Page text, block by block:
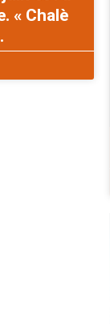
« Chalè